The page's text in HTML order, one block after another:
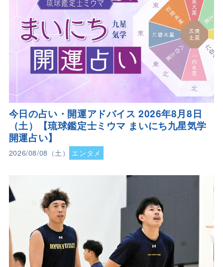
今日の占い・開運アドバイス 2026年8月8日
（土）【琉球鑑定士ミウマ まいにち九星気学
開運占い】
2026/08/08（土） エンタメ